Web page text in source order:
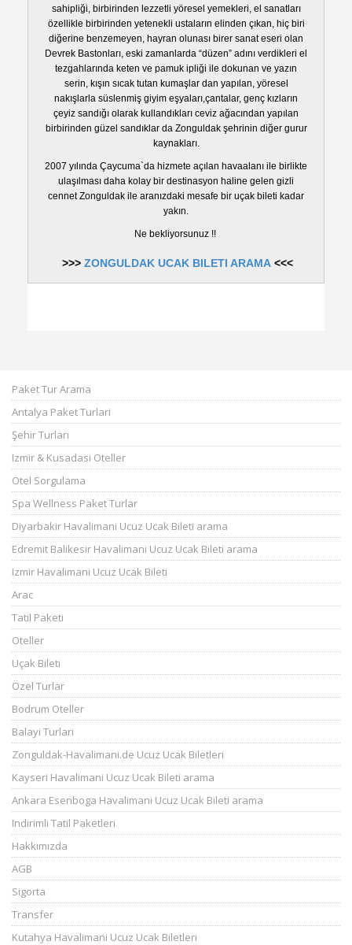
sahipliği, birbirinden lezzetli yöresel yemekleri, el sanatları
özellikle birbirinden yetenekli ustaların elinden çıkan, hiç biri
diğerine benzemeyen, hayran olunası birer sanat eseri olan
Devrek Bastonları, eski zamanlarda “düzen” adını verdikleri el
tezgahlarında keten ve pamuk ipliği ile dokunan ve yazın
serin, kışın sıcak tutan kumaşlar dan yapılan, yöresel
nakışlarla süslenmiş giyim eşyaları,çantalar, genç kızların
çeyiz sandığı olarak kullandıkları ceviz ağacından yapılan
birbirinden güzel sandıklar da Zonguldak şehrinin diğer gurur
kaynakları.
2007 yılında Çaycuma`da hizmete açılan havaalanı ile birlikte
ulaşılması daha kolay bir destinasyon haline gelen gizli
cennet Zonguldak ile aranızdaki mesafe bir uçak bileti kadar
yakın.
Ne bekliyorsunuz !!
>>> ZONGULDAK UCAK BILETI ARAMA <<<
Paket Tur Arama
Antalya Paket Turlari
Şehir Turları
Izmir & Kusadasi Oteller
Otel Sorgulama
Spa Wellness Paket Turlar
Diyarbakir Havalimani Ucuz Ucak Bileti arama
Edremit Balikesir Havalimani Ucuz Ucak Bileti arama
Izmir Havalimani Ucuz Ucak Bileti
Arac
Tatil Paketi
Oteller
Uçak Bileti
Özel Turlar
Bodrum Oteller
Balayi Turlari
Zonguldak-Havalimani.de Ucuz Ucak Biletleri
Kayseri Havalimani Ucuz Ucak Bileti arama
Ankara Esenboga Havalimani Ucuz Ucak Bileti arama
Indirimli Tatil Paketleri
Hakkımızda
AGB
Sigorta
Transfer
Kutahya Havalimani Ucuz Ucak Biletleri